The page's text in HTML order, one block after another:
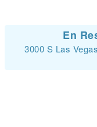
En
3000 S Las